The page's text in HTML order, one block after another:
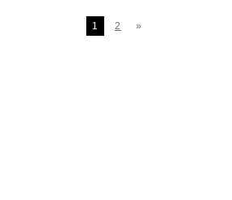
1 2 »